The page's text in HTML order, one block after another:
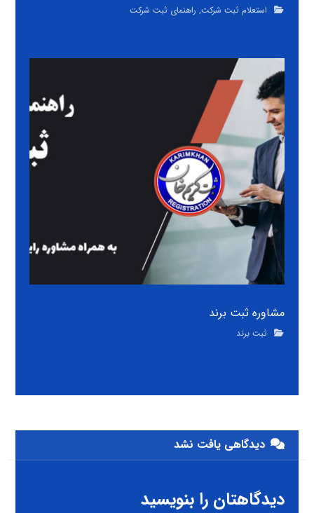
استعلام ثبت شرکت, راهنمای ثبت شرکت
مشاوره ثبت برند
ثبت برند
دیدگاهی یافت نشد
دیدگاهتان را بنویسید